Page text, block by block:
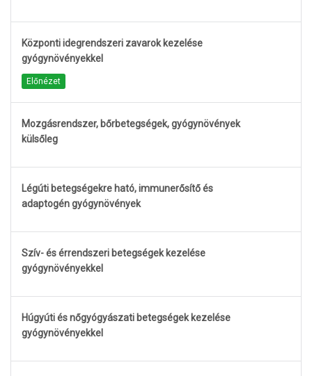
Központi idegrendszeri zavarok kezelése
gyógynövényekkel
Előnézet
Mozgásrendszer, bőrbetegségek, gyógynövények
külsőleg
Légúti betegségekre ható, immunerősítő és
adaptogén gyógynövények
Szív- és érrendszeri betegségek kezelése
gyógynövényekkel
Húgyúti és nőgyógyászati betegségek kezelése
gyógynövényekkel